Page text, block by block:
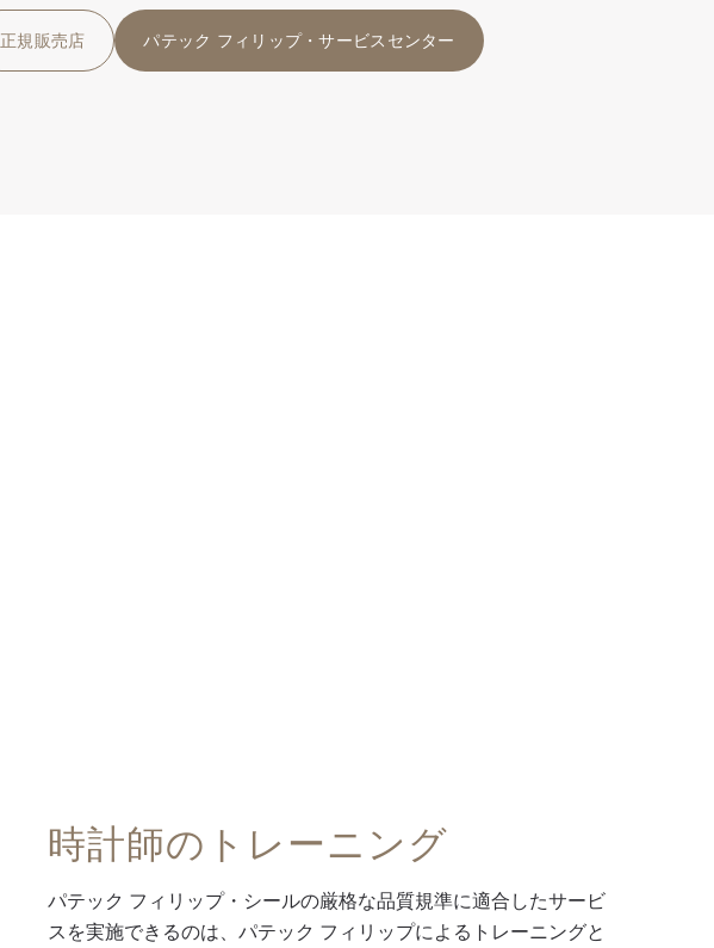
正規販売店 パテック フィリップ・サービスセンター
時計師のトレーニング
パテック フィリップ・シールの厳格な品質規準に適合したサービ
スを実施できるのは、パテック フィリップによるトレーニングと